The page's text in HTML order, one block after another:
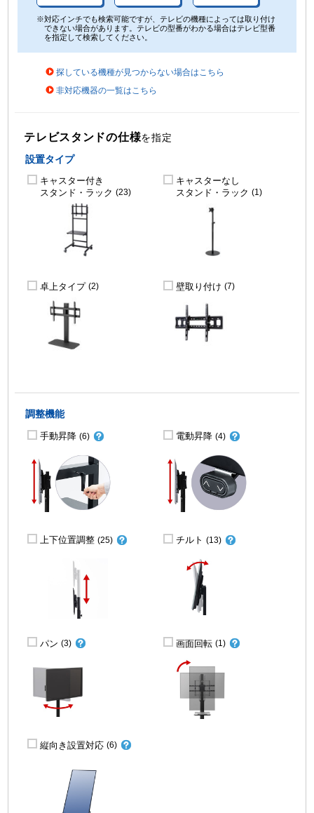
※対応インチでも検索可能ですが、テレビの機種によっては取り付け
できない場合があります。テレビの型番がわかる場合はテレビ型番
を指定して検索してください。
探している機種が見つからない場合はこちら
非対応機器の一覧はこちら
テレビスタンドの仕様を指定
設置タイプ
キャスター付き
スタンド・ラック (23)
キャスターなし
スタンド・ラック (1)
卓上タイプ (2) 壁取り付け (7)
調整機能
手動昇降 (6) 電動昇降 (4)
上下位置調整 (25) チルト (13)
パン (3) 画面回転 (1)
縦向き設置対応 (6)